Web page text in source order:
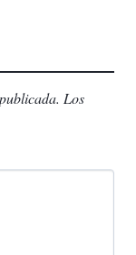
Los